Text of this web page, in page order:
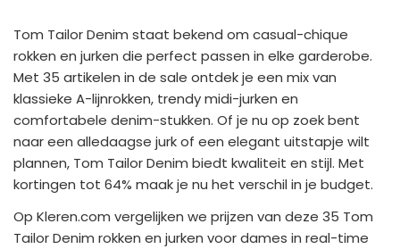
Tom Tailor Denim staat bekend om casual-chique
rokken en jurken die perfect passen in elke garderobe.
Met 35 artikelen in de sale ontdek je een mix van
klassieke A-lijnrokken, trendy midi-jurken en
comfortabele denim-stukken. Of je nu op zoek bent
naar een alledaagse jurk of een elegant uitstapje wilt
plannen, Tom Tailor Denim biedt kwaliteit en stijl. Met
kortingen tot 64% maak je nu het verschil in je budget.
Op Kleren.com vergelijken we prijzen van deze 35 Tom
Tailor Denim rokken en jurken voor dames in real-time